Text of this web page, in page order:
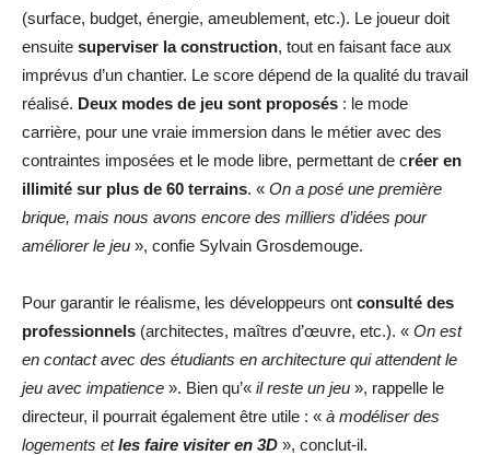
(surface, budget, énergie, ameublement, etc.). Le joueur doit
ensuite superviser la construction, tout en faisant face aux
imprévus d’un chantier. Le score dépend de la qualité du travail
réalisé. Deux modes de jeu sont proposés : le mode
carrière, pour une vraie immersion dans le métier avec des
contraintes imposées et le mode libre, permettant de créer en
illimité sur plus de 60 terrains. « On a posé une première
brique, mais nous avons encore des milliers d’idées pour
améliorer le jeu », confie Sylvain Grosdemouge.
Pour garantir le réalisme, les développeurs ont consulté des
professionnels (architectes, maîtres d’œuvre, etc.). « On est
en contact avec des étudiants en architecture qui attendent le
jeu avec impatience ». Bien qu’« il reste un jeu », rappelle le
directeur, il pourrait également être utile : « à modéliser des
logements etles faire visiter en 3D », conclut-il.